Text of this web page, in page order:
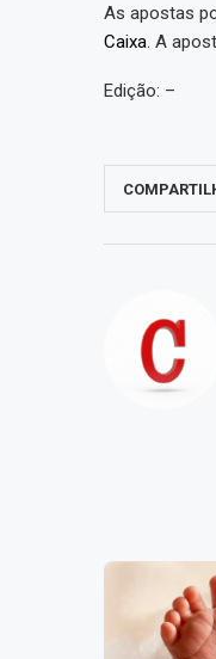
As apostas
Caixa. A
Edição: –